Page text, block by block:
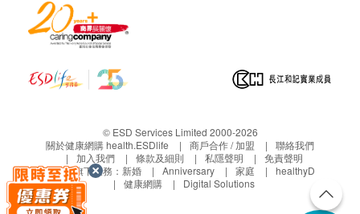
© ESD Services Limited 2000-2026
關於健康網購 health.ESDlife
商戶合作 / 加盟
聯絡我們
加入我們
條款及細則 私隱聲明
免責聲明
生活易旗下業務： 新婚 Anniversary 家庭
healthyD
健康網購
Digital Solutions